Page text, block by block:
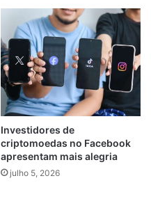
Investidores de
criptomoedas no Facebook
apresentam mais alegria
julho 5, 2026